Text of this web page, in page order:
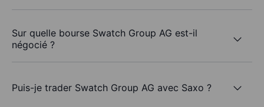
Sur quelle bourse Swatch Group AG est-il
négocié ?
Puis-je trader Swatch Group AG avec Saxo ?